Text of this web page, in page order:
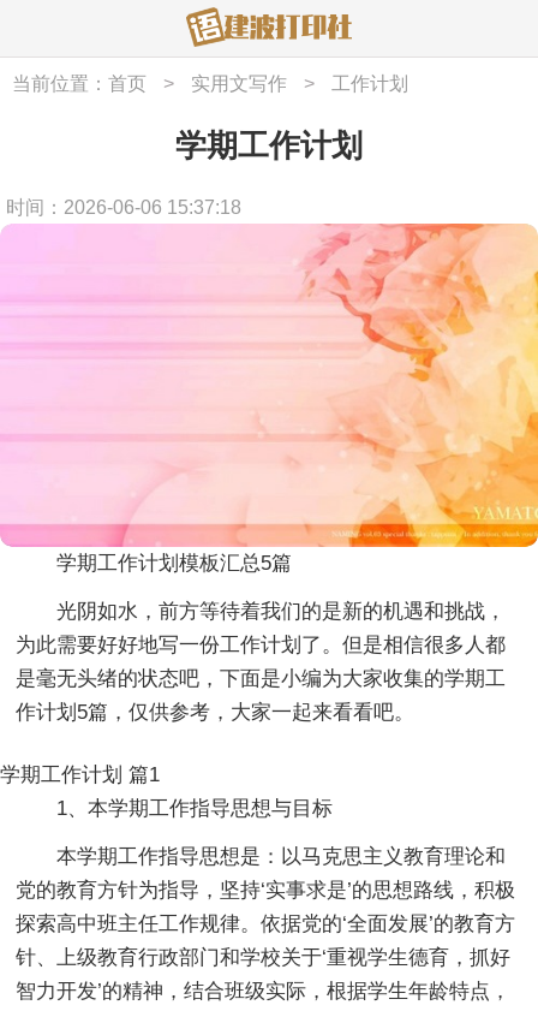
当前位置： 首页 > 实用文写作 > 工作计划
学期工作计划
时间：2026-06-06 15:37:18
学期工作计划模板汇总5篇
光阴如水，前方等待着我们的是新的机遇和挑战，
为此需要好好地写一份工作计划了。但是相信很多人都
是毫无头绪的状态吧，下面是小编为大家收集的学期工
作计划5篇，仅供参考，大家一起来看看吧。
学期工作计划 篇1
1、本学期工作指导思想与目标
本学期工作指导思想是：以马克思主义教育理论和
党的教育方针为指导，坚持‘实事求是’的思想路线，积极
探索高中班主任工作规律。依据党的‘全面发展’的教育方
针、上级教育行政部门和学校关于‘重视学生德育，抓好
智力开发’的精神，结合班级实际，根据学生年龄特点，